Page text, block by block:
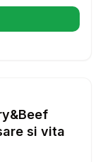
într-o filă nouă)
Hrana Umeda Pisici
si vita